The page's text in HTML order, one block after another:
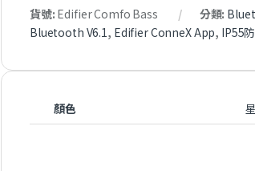
貨號: Edifier Comfo Bass 分類:
Bluetooth V6.1, Edifier ConneX App, IP55
顏色